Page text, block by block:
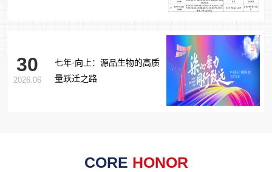
30
2026.06
七年·向上：源品生物的高质
量跃迁之路
CORE HONOR